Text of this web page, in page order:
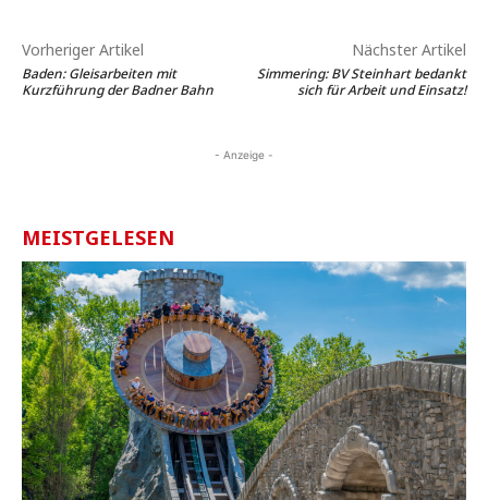
Vorheriger Artikel
Baden: Gleisarbeiten mit
Kurzführung der Badner Bahn
Nächster Artikel
Simmering: BV Steinhart bedankt
sich für Arbeit und Einsatz!
- Anzeige -
MEISTGELESEN